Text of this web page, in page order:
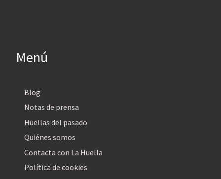
Menú
Blog
Notas de prensa
Huellas del pasado
Quiénes somos
Contacta con La Huella
Política de cookies